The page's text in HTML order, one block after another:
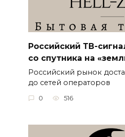
Российский ТВ-
со спутника на
Российский рынок
до сетей операторов
0 516